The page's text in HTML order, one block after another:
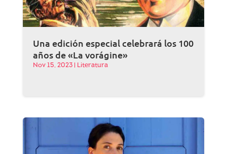
Una edición especial celebrará los 100
años de «La vorágine»
Nov 15, 2023| Literatura